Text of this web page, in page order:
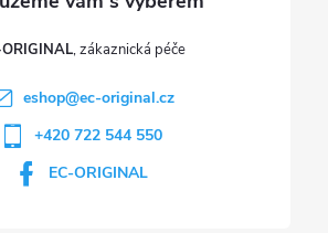
eshop@ec-original.cz
+420 722 544 550
EC-ORIGINAL